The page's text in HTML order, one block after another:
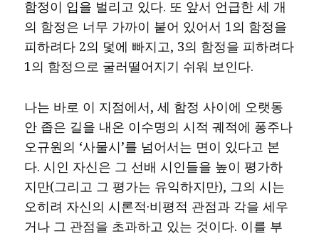
함정이 입을 벌리고 있다. 또 앞서 언급한 세 개
의 함정은 너무 가까이 붙어 있어서 1의 함정을
피하려다 2의 덫에 빠지고, 3의 함정을 피하려다
1의 함정으로 굴러떨어지기 쉬워 보인다.
나는 바로 이 지점에서, 세 함정 사이에 오랫동
안 좁은 길을 내온 이수명의 시적 궤적에 퐁주나
오규원의 ‘사물시’를 넘어서는 면이 있다고 본
다. 시인 자신은 그 선배 시인들을 높이 평가하
지만(그리고 그 평가는 유익하지만), 그의 시는
오히려 자신의 시론적·비평적 관점과 각을 세우
거나 그 관점을 초과하고 있는 것이다. 이를 부